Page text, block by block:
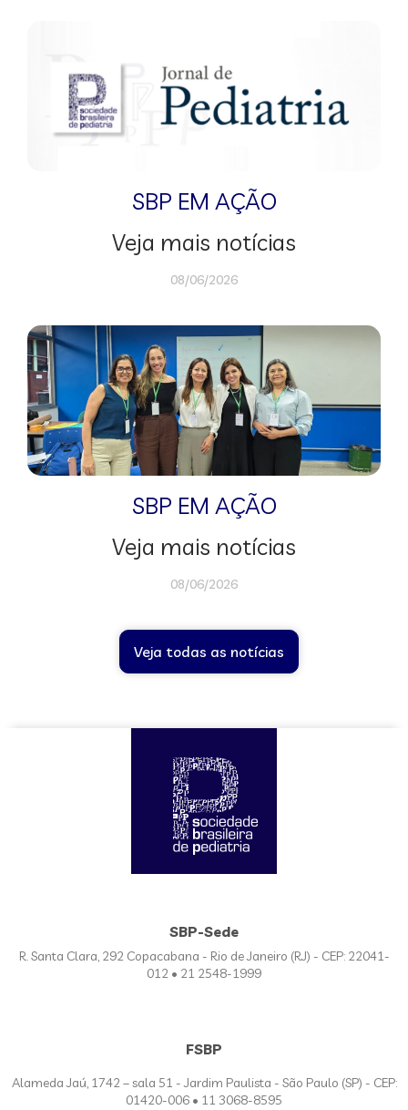
SBP EM AÇÃO
Veja mais notícias
08/06/2026
SBP EM AÇÃO
Veja mais notícias
08/06/2026
Veja todas as notícias
SBP-Sede
R. Santa Clara, 292 Copacabana - Rio de Janeiro (RJ) - CEP: 22041-
012 • 21 2548-1999
FSBP
Alameda Jaú, 1742 – sala 51 - Jardim Paulista - São Paulo (SP) - CEP:
01420-006 • 11 3068-8595